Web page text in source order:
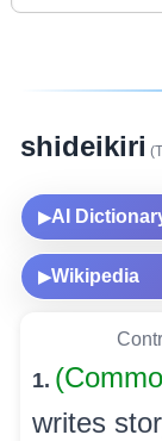
shideikiri
▶AI
▶Wikipedia
1.
writes